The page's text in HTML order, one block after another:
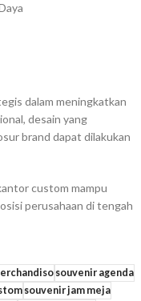
dalam meningkatkan
desain yang
brand dapat dilakukan
custom mampu
perusahaan di tengah
souvenir agenda
souvenir jam meja